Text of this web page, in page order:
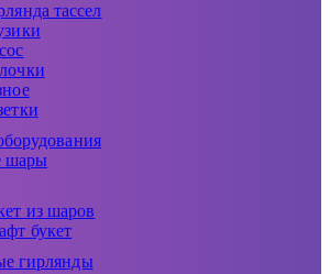
тассел
шары
из шаров
букет
гирлянды